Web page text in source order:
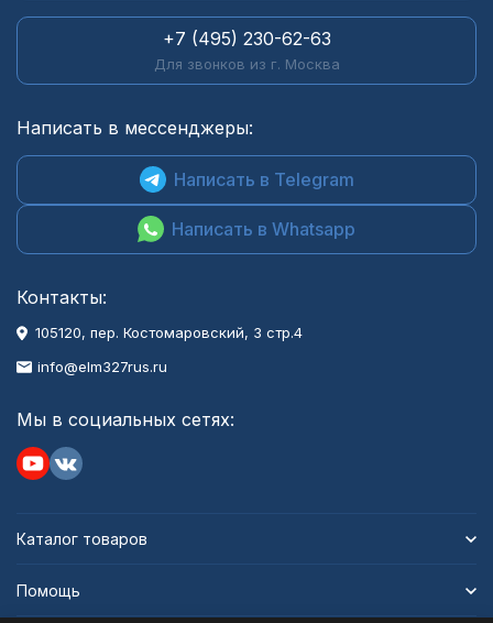
+7 (495) 230-62-63
Для звонков из г. Москва
Написать в мессенджеры:
Написать в Telegram
Написать в Whatsapp
Контакты:
105120, пер. Костомаровский, 3 стр.4
info@elm327rus.ru
Мы в социальных сетях:
Каталог товаров
Помощь